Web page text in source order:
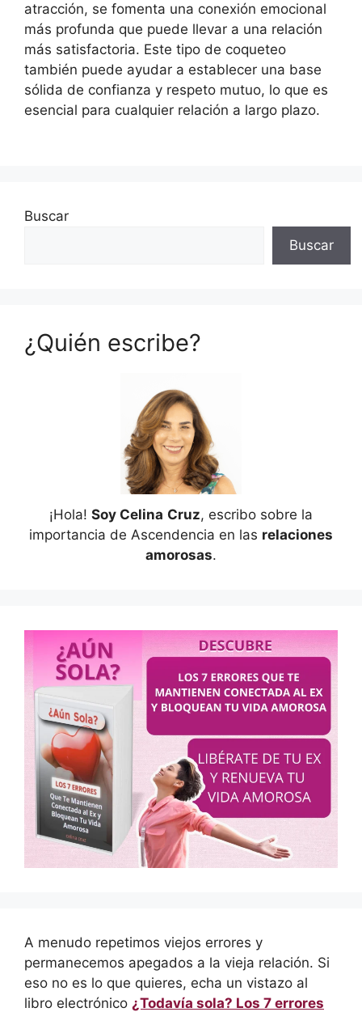
atracción, se fomenta una conexión emocional
más profunda que puede llevar a una relación
más satisfactoria. Este tipo de coqueteo
también puede ayudar a establecer una base
sólida de confianza y respeto mutuo, lo que es
esencial para cualquier relación a largo plazo.
Buscar
Buscar
¿Quién escribe?
¡Hola! Soy Celina Cruz, escribo sobre la
importancia de Ascendencia en las relaciones
amorosas.
A menudo repetimos viejos errores y
permanecemos apegados a la vieja relación. Si
eso no es lo que quieres, echa un vistazo al
libro electrónico ¿Todavía sola? Los 7 errores